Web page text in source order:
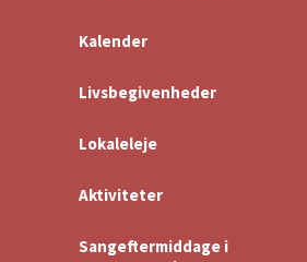
Kalender
Livsbegivenheder
Lokaleleje
Aktiviteter
Sangeftermiddage i